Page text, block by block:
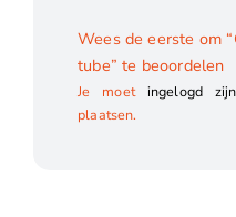
Wees de eerste om
tube” te beoordelen
Je moet ingelogd zijn
plaatsen.